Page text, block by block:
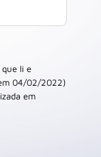
que li e
04/02/2022)
em